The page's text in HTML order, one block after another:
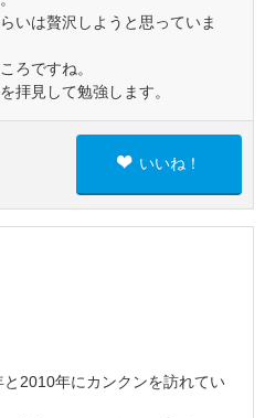
いは贅沢しようと思っていま
ろですね。
拝見して勉強します。
いいね！
2010年にカンクンを訪れてい